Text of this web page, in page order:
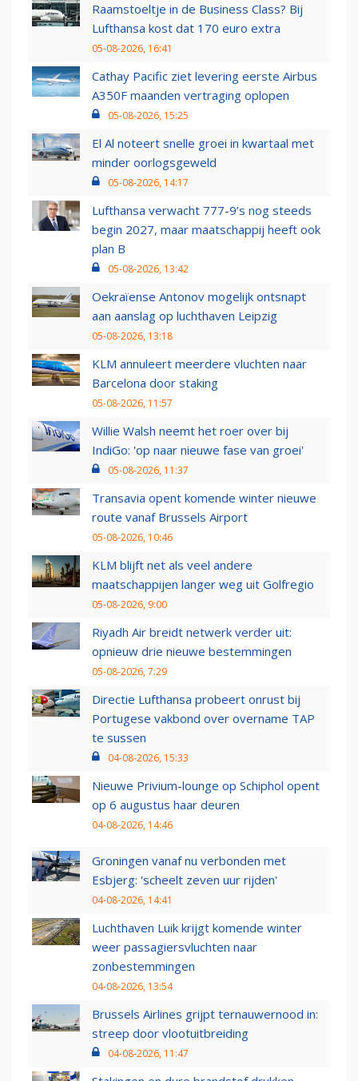
Raamstoeltje in de Business Class? Bij
Lufthansa kost dat 170 euro extra
05-08-2026, 16:41
Cathay Pacific ziet levering eerste Airbus
A350F maanden vertraging oplopen
05-08-2026, 15:25
El Al noteert snelle groei in kwartaal met
minder oorlogsgeweld
05-08-2026, 14:17
Lufthansa verwacht 777-9’s nog steeds
begin 2027, maar maatschappij heeft ook
plan B
05-08-2026, 13:42
Oekraïense Antonov mogelijk ontsnapt
aan aanslag op luchthaven Leipzig
05-08-2026, 13:18
KLM annuleert meerdere vluchten naar
Barcelona door staking
05-08-2026, 11:57
Willie Walsh neemt het roer over bij
IndiGo: 'op naar nieuwe fase van groei'
05-08-2026, 11:37
Transavia opent komende winter nieuwe
route vanaf Brussels Airport
05-08-2026, 10:46
KLM blijft net als veel andere
maatschappijen langer weg uit Golfregio
05-08-2026, 9:00
Riyadh Air breidt netwerk verder uit:
opnieuw drie nieuwe bestemmingen
05-08-2026, 7:29
Directie Lufthansa probeert onrust bij
Portugese vakbond over overname TAP
te sussen
04-08-2026, 15:33
Nieuwe Privium-lounge op Schiphol opent
op 6 augustus haar deuren
04-08-2026, 14:46
Groningen vanaf nu verbonden met
Esbjerg: 'scheelt zeven uur rijden'
04-08-2026, 14:41
Luchthaven Luik krijgt komende winter
weer passagiersvluchten naar
zonbestemmingen
04-08-2026, 13:54
Brussels Airlines grijpt ternauwernood in:
streep door vlootuitbreiding
04-08-2026, 11:47